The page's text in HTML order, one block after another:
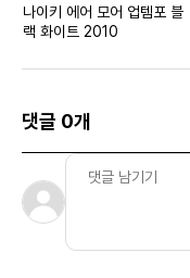
나이키 에어 모어 업템포 블
랙 화이트 2010
댓글 0개